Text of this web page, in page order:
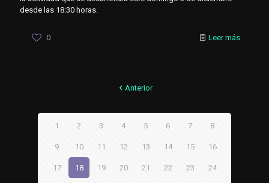
desde las 18:30 horas.
0 Leer más
Anterior
1 2 3 4 5 6 7 8
9 10 11 12 13 14 15 16
17 18 19 20 21 22 23 24